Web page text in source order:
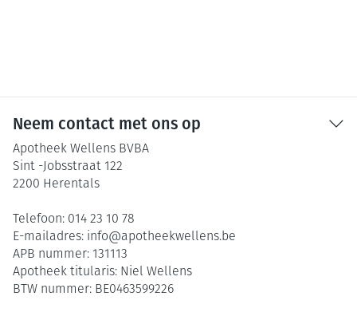
Neem contact met ons op
Apotheek Wellens BVBA
Sint -Jobsstraat 122
2200 Herentals
Telefoon: 014 23 10 78
E-mailadres: info@apotheekwellens.be
APB nummer: 131113
Apotheek titularis: Niel Wellens
BTW nummer: BE0463599226